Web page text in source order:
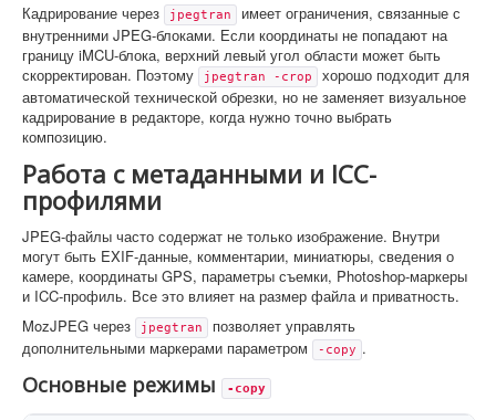
Кадрирование через
jpegtran
имеет ограничения, связанные с
внутренними JPEG-блоками. Если координаты не попадают на
границу iMCU-блока, верхний левый угол области может быть
скорректирован. Поэтому
jpegtran -crop
хорошо подходит для
автоматической технической обрезки, но не заменяет визуальное
кадрирование в редакторе, когда нужно точно выбрать
композицию.
Работа с метаданными и ICC-
профилями
JPEG-файлы часто содержат не только изображение. Внутри
могут быть EXIF-данные, комментарии, миниатюры, сведения о
камере, координаты GPS, параметры съемки, Photoshop-маркеры
и ICC-профиль. Все это влияет на размер файла и приватность.
MozJPEG через
jpegtran
позволяет управлять
дополнительными маркерами параметром
-copy .
Основные режимы -copy